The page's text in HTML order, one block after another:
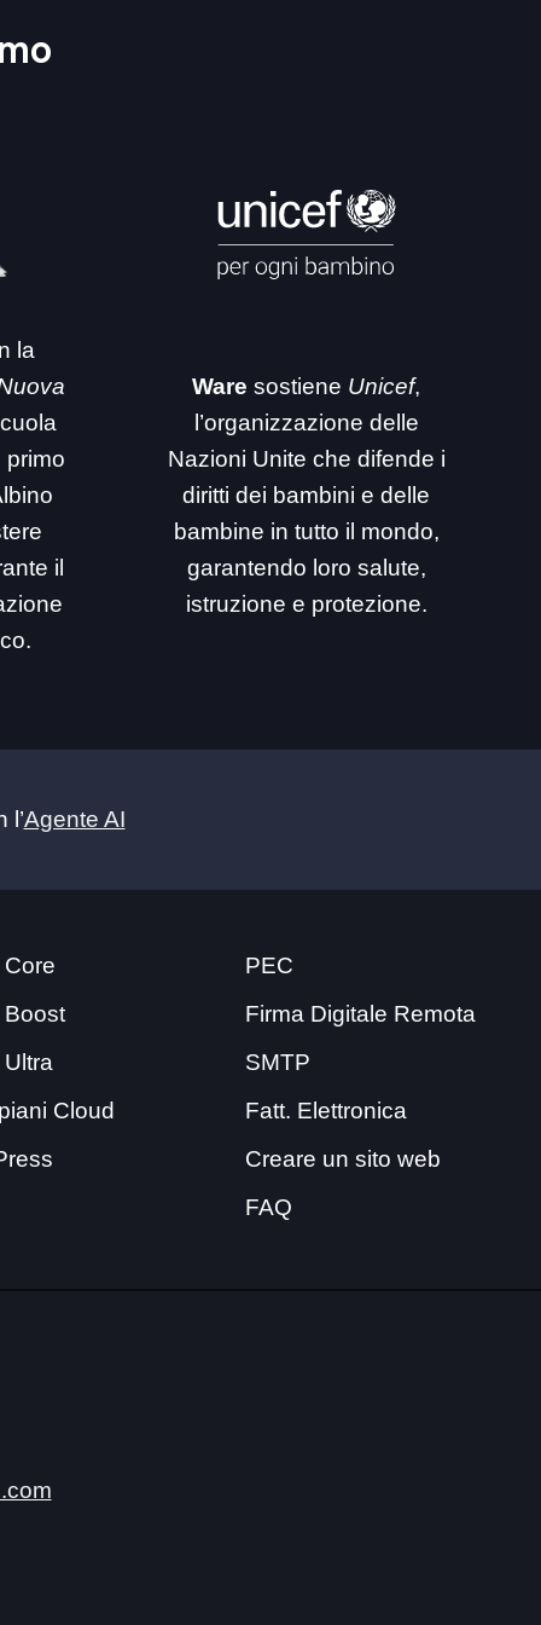
la
primo
il
Ware sostiene Unicef,
l’organizzazione delle
Nazioni Unite che difende i
diritti dei bambini e delle
bambine in tutto il mondo,
garantendo loro salute,
istruzione e protezione.
l’Agente AI
Cloud
PEC
Firma Digitale Remota
SMTP
Fatt. Elettronica
Creare un sito web
FAQ